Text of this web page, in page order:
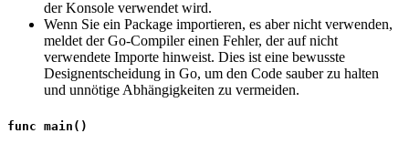
der Konsole verwendet wird.
Wenn Sie ein Package importieren, es aber nicht verwenden,
meldet der Go-Compiler einen Fehler, der auf nicht
verwendete Importe hinweist. Dies ist eine bewusste
Designentscheidung in Go, um den Code sauber zu halten
und unnötige Abhängigkeiten zu vermeiden.
func main()